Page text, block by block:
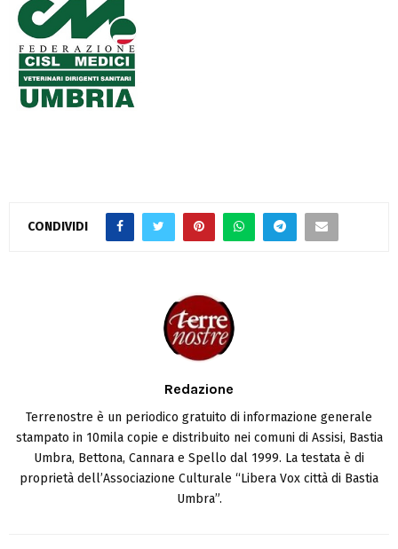
CONDIVIDI
Redazione
Terrenostre è un periodico gratuito di informazione generale
stampato in 10mila copie e distribuito nei comuni di Assisi, Bastia
Umbra, Bettona, Cannara e Spello dal 1999. La testata è di
proprietà dell’Associazione Culturale “Libera Vox città di Bastia
Umbra”.